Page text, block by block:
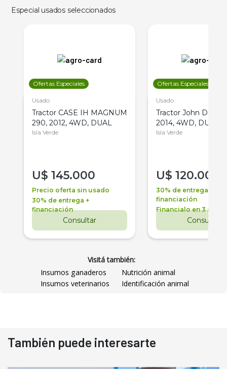
Especial usados seleccionados
Ofertas Especiales
Usado
Tractor CASE IH MAGNUM
290, 2012, 4WD, DUAL
Isla Verde
U$ 145.000
Precio oferta sin usado
30% de entrega +
financiación
Consultar
Ofertas Especiales
Usado
Tractor John Deere
2014, 4WD, DUAL
Isla Verde
U$ 120.000
30% de entrega +
financiación
Financialo en 3 años
Consultar
Visitá también:
Insumos ganaderos
Nutrición animal
Insumos veterinarios
Identificación animal
También puede interesarte